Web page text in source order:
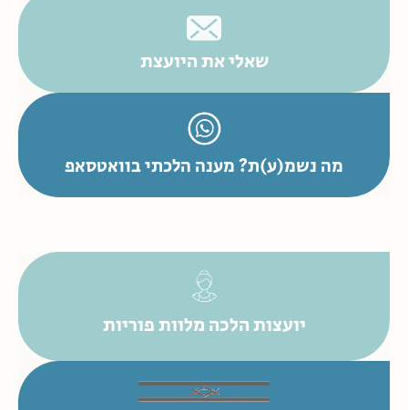
שאלי את היועצת
מה נשמ(ע)ת? מענה הלכתי בוואטסאפ
יועצות הלכה מלוות פוריות